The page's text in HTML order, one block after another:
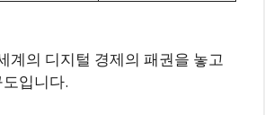
계의 디지털 경제의 패권을 놓고
입니다.